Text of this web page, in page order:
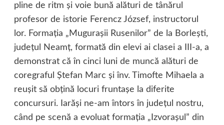
pline de ritm şi voie bună alături de tânărul
profesor de istorie Ferencz József, instructorul
lor. Formaţia „Muguraşii Rusenilor” de la Borleşti,
judeţul Neamţ, formată din elevi ai clasei a III-a, a
demonstrat că în cinci luni de muncă alături de
coregraful Ştefan Marc şi înv. Timofte Mihaela a
reuşit să obţină locuri fruntaşe la diferite
concursuri. Iarăşi ne-am întors în judeţul nostru,
când pe scenă a evoluat formaţia „Izvoraşul” din